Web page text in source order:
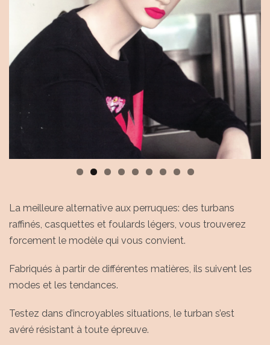
La meilleure alternative aux perruques: des turbans
raffinés, casquettes et foulards légers, vous trouverez
forcement le modèle qui vous convient.
Fabriqués à partir de différentes matières, ils suivent les
modes et les tendances.
Testez dans d’incroyables situations, le turban s’est
avéré résistant à toute épreuve.